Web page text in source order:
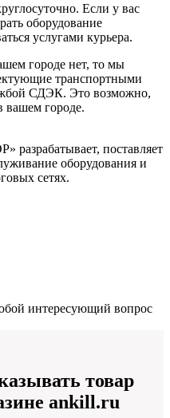
Если у вас
оборудование
услугами курьера.
городе нет, то мы
транспортными
СДЭК. Это возможно,
вашем городе.
разрабатывает, поставляет
оборудования и
сетях.
интересующий вопрос
товар
ankill.ru